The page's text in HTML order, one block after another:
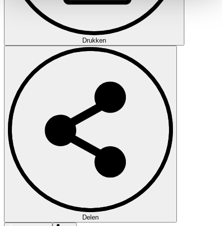
haben oder die sie im Rahmen Ihrer Nutzung der Dienste
gesammelt haben.
Datenschutzerklärung
Drukken
Delen